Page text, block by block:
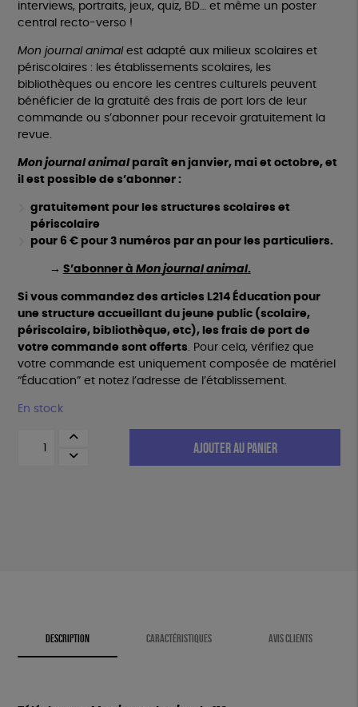
interviews, portraits, jeux, quiz, BD… et même un poster
central recto-verso !
Mon journal animal est adapté aux milieux scolaires et
périscolaires : les établissements scolaires, les
bibliothèques ou encore les centres culturels peuvent
bénéficier de la gratuité des frais de port lors de leur
commande ou s’abonner pour recevoir gratuitement la
revue.
Mon journal animal paraît en janvier, mai et octobre, et
il est possible de s’abonner :
gratuitement pour les structures scolaires et
périscolaire
pour 6 € pour 3 numéros par an pour les particuliers.
→ S’abonner à Mon journal animal.
Si vous commandez des articles L214 Éducation pour
une structure accueillant du jeune public (scolaire,
périscolaire, bibliothèque, etc), les frais de port de
votre commande sont offerts. Pour cela, vérifiez que
votre commande est uniquement composée de matériel
“Éducation” et notez l’adresse de l’établissement.
En stock
AJOUTER AU PANIER
DESCRIPTION CARACTÉRISTIQUES AVIS CLIENTS